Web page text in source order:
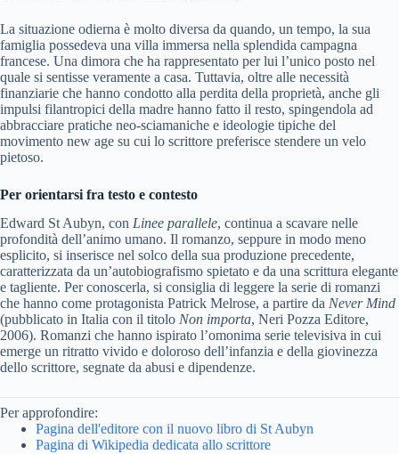
La situazione odierna è molto diversa da quando, un tempo, la sua
famiglia possedeva una villa immersa nella splendida campagna
francese. Una dimora che ha rappresentato per lui l’unico posto nel
quale si sentisse veramente a casa. Tuttavia, oltre alle necessità
finanziarie che hanno condotto alla perdita della proprietà, anche gli
impulsi filantropici della madre hanno fatto il resto, spingendola ad
abbracciare pratiche neo-sciamaniche e ideologie tipiche del
movimento new age su cui lo scrittore preferisce stendere un velo
pietoso.
Per orientarsi fra testo e contesto
Edward St Aubyn, con Linee parallele, continua a scavare nelle
profondità dell’animo umano. Il romanzo, seppure in modo meno
esplicito, si inserisce nel solco della sua produzione precedente,
caratterizzata da un’autobiografismo spietato e da una scrittura elegante
e tagliente. Per conoscerla, si consiglia di leggere la serie di romanzi
che hanno come protagonista Patrick Melrose, a partire da Never Mind
(pubblicato in Italia con il titolo Non importa, Neri Pozza Editore,
2006). Romanzi che hanno ispirato l’omonima serie televisiva in cui
emerge un ritratto vivido e doloroso dell’infanzia e della giovinezza
dello scrittore, segnate da abusi e dipendenze.
Per approfondire:
Pagina dell'editore con il nuovo libro di St Aubyn
Pagina di Wikipedia dedicata allo scrittore